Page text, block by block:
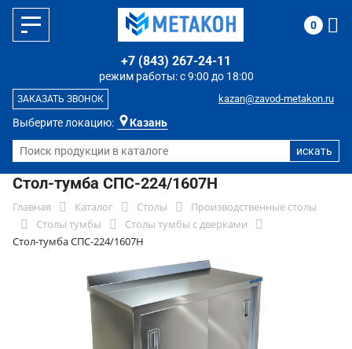
Выберите локацию: Казань
режим работы: с 9:00 до 18:00
+7 (843) 267-24-11
kazan@zavod-metakon.ru
ЗАКАЗАТЬ ЗВОНОК
0
Стол-тумба СПС-224/1607Н
Главная Каталог Столы
Производственные столы
Столы тумбы
Столы тумбы с дверками
Стол-тумба СПС-224/1607Н